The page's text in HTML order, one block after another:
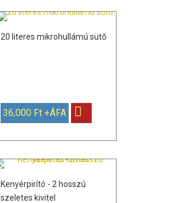
20 literes mikrohullámú sütő
36,000 Ft +ÁFA
Kenyérpirító - 2 hosszú
szeletes kivitel